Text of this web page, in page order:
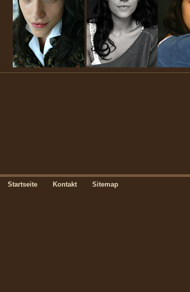
Startseite Kontakt Sitemap